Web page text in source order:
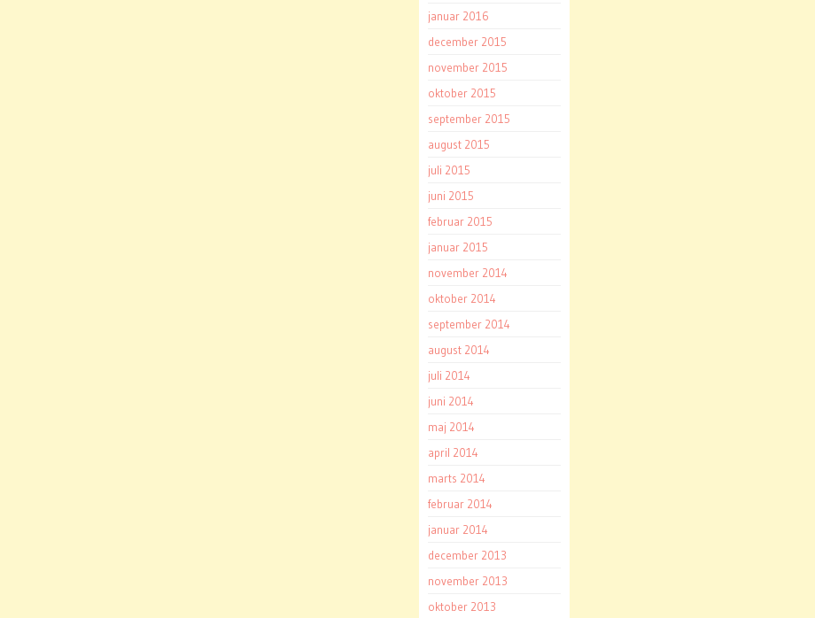
januar 2016
december 2015
november 2015
oktober 2015
september 2015
august 2015
juli 2015
juni 2015
februar 2015
januar 2015
november 2014
oktober 2014
september 2014
august 2014
juli 2014
juni 2014
maj 2014
april 2014
marts 2014
februar 2014
januar 2014
december 2013
november 2013
oktober 2013